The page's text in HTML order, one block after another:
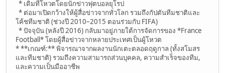
* เดิมทีโหวตโดยนักข่าวฟุตบอลยุโรป
* ต่อมาเปิดกว้างให้ผู้สื่อข่าวจากทั่วโลก รวมถึงกัปตันทีมชาติและ
โค้ชทีมชาติ (ช่วงปี 2010–2015 ตอนร่วมกับ FIFA)
* ปัจจุบัน (หลังปี 2016) กลับมาอยู่ภายใต้การจัดการของ *France
Football* โดยผู้สื่อข่าวจากหลายประเทศเป็นผู้โหวต
* **เกณฑ์:** พิจารณาจากผลงานนักเตะตลอดฤดูกาล (ทั้งสโมสร
และทีมชาติ) รวมถึงความสามารถส่วนบุคคล, ความสำเร็จของทีม,
และความเป็นมืออาชีพ